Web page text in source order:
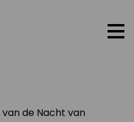
de Nacht van